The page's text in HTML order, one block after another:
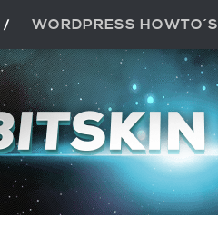
WORDPRESS HOWTO´S